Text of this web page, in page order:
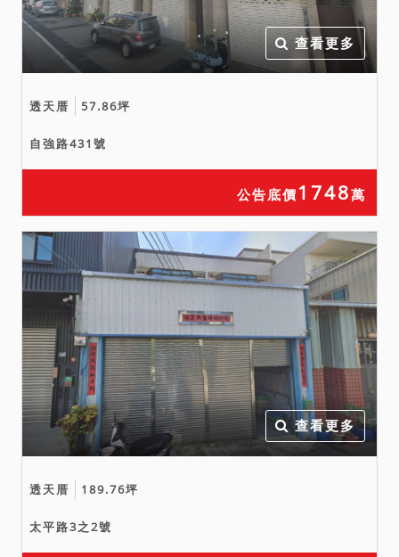
保請求權。請投標人於投標
前實際前往標的物所在地察
看並探訪其現況，慎重決定
查看更多
透天厝 57.86坪
自強路431號
公告底價 1748萬
查看更多
透天厝 189.76坪
太平路3之2號